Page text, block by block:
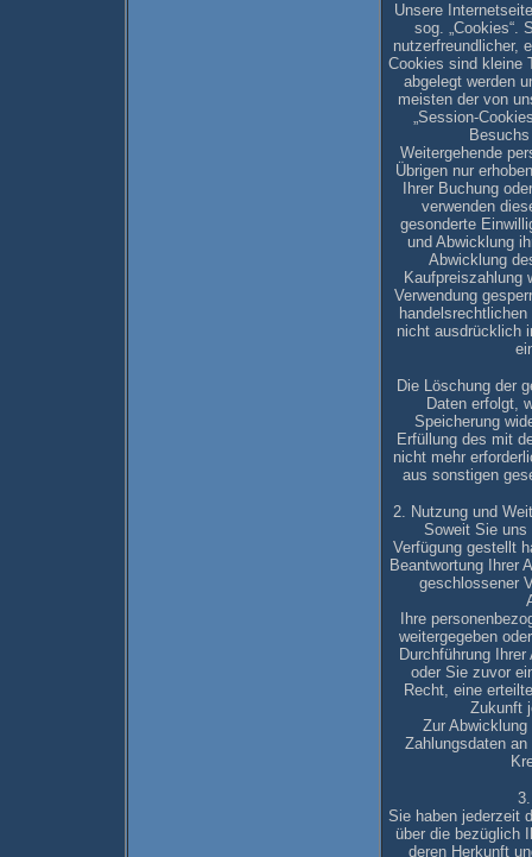
Unsere
sog. „Cookies“.
nutzerfreundlicher,
Cookies sind kleine
abgelegt werden
meisten der von
„Session-
Weitergehende
Übrigen nur
Ihrer Buchung
verwenden
gesonderte
und Abwicklung
Abwicklung
Kaufpreiszahlung
Verwendung
nicht ausdrücklich
Die Löschung der
Daten erfolgt,
Speicherung
Erfüllung des mit
nicht mehr
aus sonstigen
2. Nutzung und
Soweit Sie uns
Verfügung gestellt
Beantwortung Ihrer
geschlossener
Ihre
weitergegeben
Durchführung
oder Sie zuvor
Recht, eine
Zukunft
Zur
Zahlungsdaten
Sie haben jederzeit
über die bezüglich
deren Herkunft